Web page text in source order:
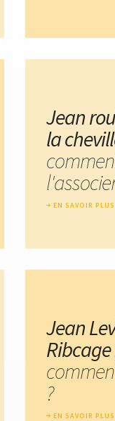
Jean
la
EN SAVOIR PLUS
Jean
Ribcage
?
EN SAVOIR PLUS